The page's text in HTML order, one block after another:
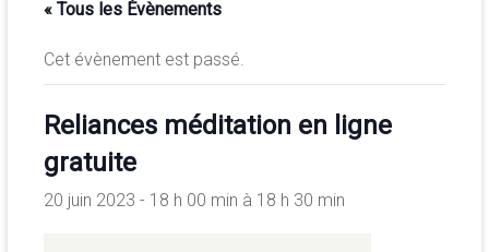
de
la
de
développement
la
« Tous les Évènements
Cet évènement est passé.
Reliances méditation en ligne
gratuite
20 juin 2023 - 18 h 00 min à 18 h 30 min